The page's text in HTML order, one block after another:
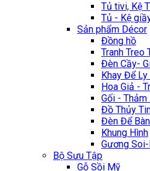
Tủ tivi, Kệ
Tủ - Kệ
Sản phẩm Décor
Đồng hồ
Tranh Treo
Đèn Cầy-
Khay Để Ly
Hoa Giả -
Gối - Thảm
Đồ Thủy
Đèn Để
Khung Hình
Gương
Bộ Sưu Tập
Gỗ Sồi Mỹ